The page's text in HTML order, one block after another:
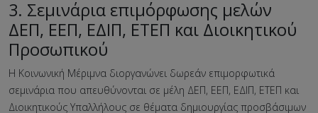
3. Σεμινάρια επιμόρφωσης μελών
ΔΕΠ, ΕΕΠ, ΕΔΙΠ, ΕΤΕΠ και Διοικητικού
Προσωπικού
Η Κοινωνική Μέριμνα διοργανώνει δωρεάν επιμορφωτικά
σεμινάρια που απευθύνονται σε μέλη ΔΕΠ, ΕΕΠ, ΕΔΙΠ, ΕΤΕΠ και
Διοικητικούς Υπαλλήλους σε θέματα δημιουργίας προσβάσιμων